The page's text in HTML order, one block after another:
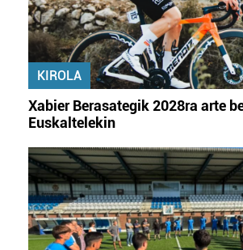
Webgune honek cookie propioak eta
fitxategiak erabiltzen ditu. Zure
zerbitzuak hobetzeko asmoz, cookie
baliatzen gara. Ohar hau onartuz gero,
erabiltzeko baimen esplizitua ematen
irakurri
KIROLA
Xabier Berasategik 2028ra arte
Euskaltelekin